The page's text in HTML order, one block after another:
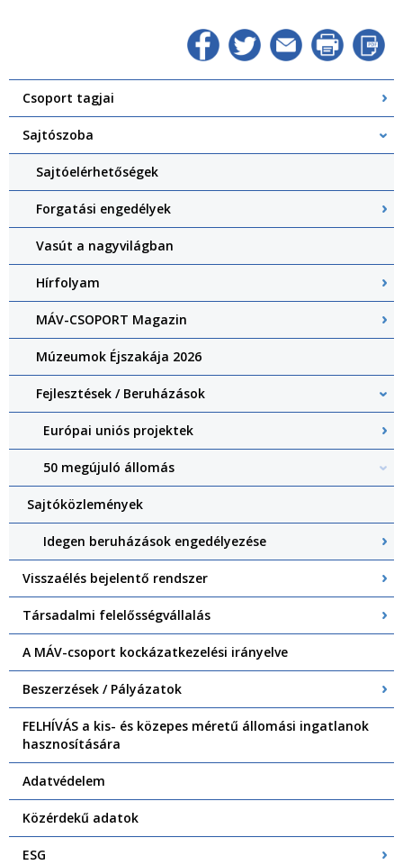
Csoport tagjai
Sajtószoba
Sajtóelérhetőségek
Forgatási engedélyek
Vasút a nagyvilágban
Hírfolyam
MÁV-CSOPORT Magazin
Múzeumok Éjszakája 2026
Fejlesztések / Beruházások
Európai uniós projektek
50 megújuló állomás
Sajtóközlemények
Idegen beruházások engedélyezése
Visszaélés bejelentő rendszer
Társadalmi felelősségvállalás
A MÁV-csoport kockázatkezelési irányelve
Beszerzések / Pályázatok
FELHÍVÁS a kis- és közepes méretű állomási ingatlanok
hasznosítására
Adatvédelem
Közérdekű adatok
ESG